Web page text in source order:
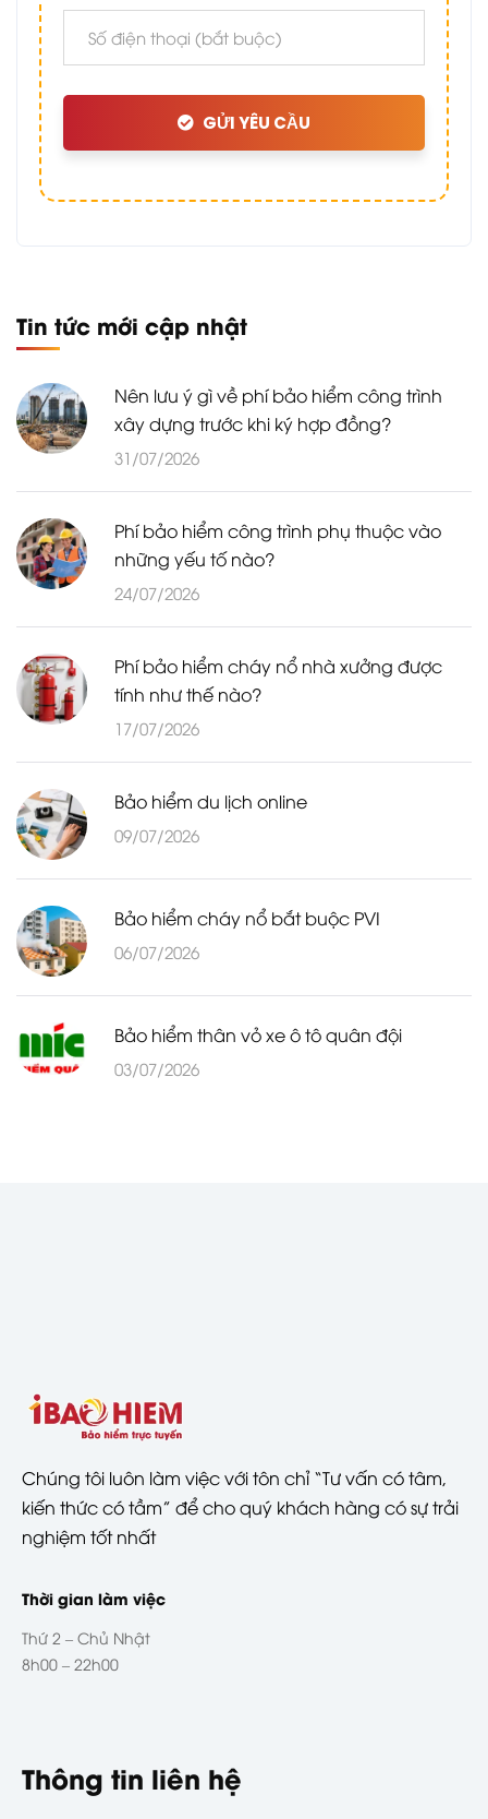
GỬI YÊU CẦU
Tin tức mới cập nhật
Nên lưu ý gì về phí bảo hiểm công trình
xây dựng trước khi ký hợp đồng?
31/07/2026
Phí bảo hiểm công trình phụ thuộc vào
những yếu tố nào?
24/07/2026
Phí bảo hiểm cháy nổ nhà xưởng được
tính như thế nào?
17/07/2026
Bảo hiểm du lịch online
09/07/2026
Bảo hiểm cháy nổ bắt buộc PVI
06/07/2026
Bảo hiểm thân vỏ xe ô tô quân đội
03/07/2026
Chúng tôi luôn làm việc với tôn chỉ “Tư vấn có tâm,
kiến thức có tầm” để cho quý khách hàng có sự trải
nghiệm tốt nhất
Thời gian làm việc
Thứ 2 – Chủ Nhật
8h00 – 22h00
Thông tin liên hệ